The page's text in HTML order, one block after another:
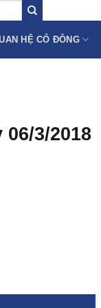
HỆ CỔ ĐÔNG
3/2018